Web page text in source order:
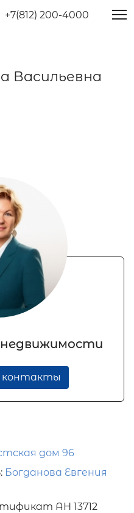
+7(812) 200-4000
Васильевна
контакты
дом 96
Богданова Евгения
АН 13712